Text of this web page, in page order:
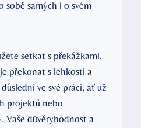
samých i o svém
setkat s překážkami,
překonat s lehkostí a
ve své práci, ať už
projektů nebo
Vaše důvěryhodnost a